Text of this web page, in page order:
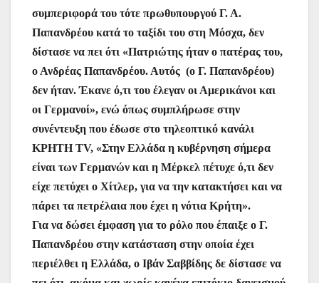
b
o
o
k
A
p
p
st e
n
g
er
a
m
α
σ
τε
ίτ
ε
συμπεριφορά του τότε πρωθυπουργού Γ. Α.
Παπανδρέου κατά το ταξίδι του στη Μόσχα, δεν
δίστασε να πει ότι «Πατριώτης ήταν ο πατέρας του,
ο Ανδρέας Παπανδρέου. Αυτός (ο Γ. Παπανδρέου)
δεν ήταν. Έκανε ό,τι του έλεγαν οι Αμερικάνοι και
οι Γερμανοί», ενώ όπως συμπλήρωσε στην
συνέντευξη που έδωσε στο τηλεοπτικό κανάλι
ΚΡΗΤΗ TV, «Στην Ελλάδα η κυβέρνηση σήμερα
είναι των Γερμανών και η Μέρκελ πέτυχε ό,τι δεν
είχε πετύχει ο Χίτλερ, για να την κατακτήσει και να
πάρει τα πετρέλαια που έχει η νότια Κρήτη».
Για να δώσει έμφαση για το ρόλο που έπαιξε ο Γ.
Παπανδρέου στην κατάσταση στην οποία έχει
περιέλθει η Ελλάδα, ο Ιβάν Σαββίδης δε δίστασε να